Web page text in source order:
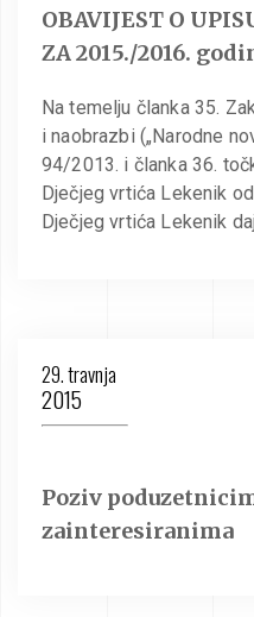
OBAVIJEST O
ZA 2015./2016.
Na temelju članka 35.
i naobrazbi („Narodne
94/2013. i članka 36.
Dječjeg vrtića Lekenik
Dječjeg vrtića Lekenik
29. travnja
2015
Poziv
zainteresiranima